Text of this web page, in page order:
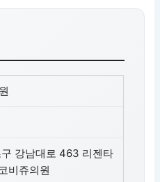
강남대로 463 리젠타
비쥬의원